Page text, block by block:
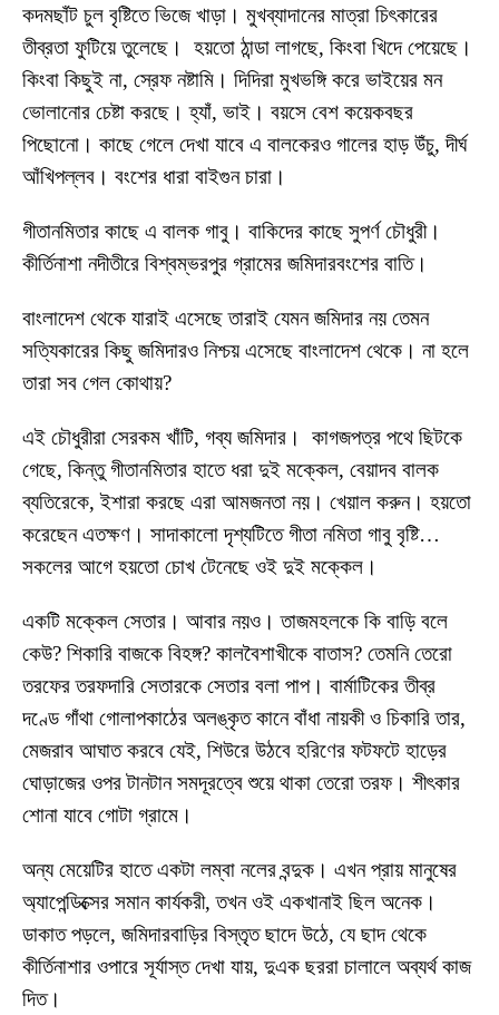
কদমছাঁট চুল বৃষ্টিতে ভিজে খাড়া। মুখব্যাদানের মাত্রা চিৎকারের
তীব্রতা ফুটিয়ে তুলেছে। হয়তো ঠান্ডা লাগছে, কিংবা খিদে পেয়েছে।
কিংবা কিছুই না, স্রেফ নষ্টামি। দিদিরা মুখভঙ্গি করে ভাইয়ের মন
ভোলানোর চেষ্টা করছে। হ্যাঁ, ভাই। বয়সে বেশ কয়েকবছর
পিছোনো। কাছে গেলে দেখা যাবে এ বালকেরও গালের হাড় উঁচু, দীর্ঘ
আঁখিপল্লব। বংশের ধারা বাইগুন চারা।
গীতানমিতার কাছে এ বালক গাবু। বাকিদের কাছে সুপর্ণ চৌধুরী।
কীর্তিনাশা নদীতীরে বিশ্বম্ভরপুর গ্রামের জমিদারবংশের বাতি।
বাংলাদেশ থেকে যারাই এসেছে তারাই যেমন জমিদার নয় তেমন
সত্যিকারের কিছু জমিদারও নিশ্চয় এসেছে বাংলাদেশ থেকে। না হলে
তারা সব গেল কোথায়?
এই চৌধুরীরা সেরকম খাঁটি, গব্য জমিদার। কাগজপত্র পথে ছিটকে
গেছে, কিন্তু গীতানমিতার হাতে ধরা দুই মক্কেল, বেয়াদব বালক
ব্যতিরেকে, ইশারা করছে এরা আমজনতা নয়। খেয়াল করুন। হয়তো
করেছেন এতক্ষণ। সাদাকালো দৃশ্যটিতে গীতা নমিতা গাবু বৃষ্টি…
সকলের আগে হয়তো চোখ টেনেছে ওই দুই মক্কেল।
একটি মক্কেল সেতার। আবার নয়ও। তাজমহলকে কি বাড়ি বলে
কেউ? শিকারি বাজকে বিহঙ্গ? কালবৈশাখীকে বাতাস? তেমনি তেরো
তরফের তরফদারি সেতারকে সেতার বলা পাপ। বার্মাটিকের তীব্র
দণ্ডে গাঁথা গোলাপকাঠের অলঙ্কৃত কানে বাঁধা নায়কী ও চিকারি তার,
মেজরাব আঘাত করবে যেই, শিউরে উঠবে হরিণের ফটফটে হাড়ের
ঘোড়াজের ওপর টানটান সমদূরত্বে শুয়ে থাকা তেরো তরফ। শীৎকার
শোনা যাবে গোটা গ্রামে।
অন্য মেয়েটির হাতে একটা লম্বা নলের বন্দুক। এখন প্রায় মানুষের
অ্যাপেন্ডিক্সের সমান কার্যকরী, তখন ওই একখানাই ছিল অনেক।
ডাকাত পড়লে, জমিদারবাড়ির বিস্তৃত ছাদে উঠে, যে ছাদ থেকে
কীর্তিনাশার ওপারে সূর্যাস্ত দেখা যায়, দুএক ছররা চালালে অব্যর্থ কাজ
দিত।